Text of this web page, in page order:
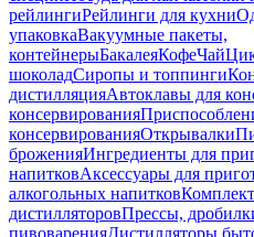
рейлингиРейлинги для кухни
упаковкаВакуумные пакеты,
контейнерыБакалеяКофеЧай
шоколадСиропы и топпинги
дистилляцияАвтоклавы для
консервирования
консервированияОткрывалки
броженияИнгредиенты для
напитковАксессуары для
алкогольных напитков
дистилляторовПрессы,
пивоваренияДистилляторы